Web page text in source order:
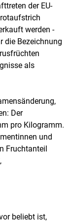
der EU-
werden -
die Bezeichnung
als
Der
pro Kilogramm.
und
Fruchtanteil
,
beliebt ist,